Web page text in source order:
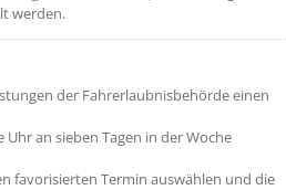
werden.
der Fahrerlaubnisbehörde einen
an sieben Tagen in der Woche
favorisierten Termin auswählen und die